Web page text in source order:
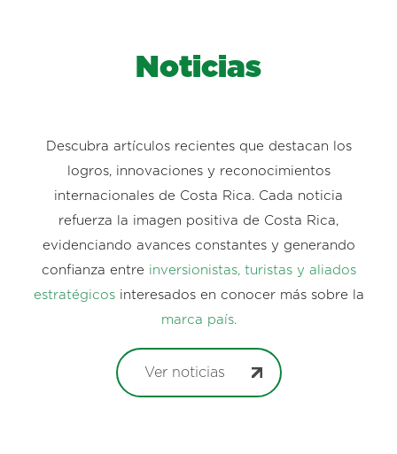
Noticias
Descubra artículos recientes que destacan los
logros, innovaciones y reconocimientos
internacionales de Costa Rica. Cada noticia
refuerza la imagen positiva de Costa Rica,
evidenciando avances constantes y generando
confianza entre inversionistas, turistas y aliados
estratégicos interesados en conocer más sobre la
marca país.
Ver noticias